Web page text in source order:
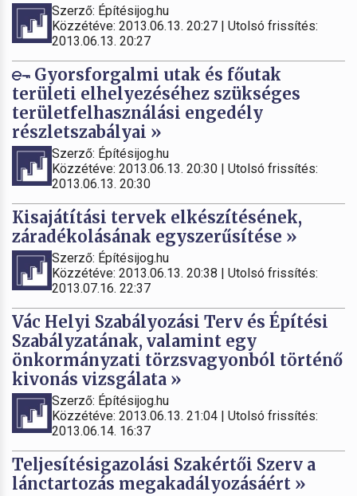
Szerző: Építésijog.hu
Közzétéve: 2013.06.13. 20:27 | Utolsó frissítés:
2013.06.13. 20:27
Gyorsforgalmi utak és főutak
területi elhelyezéséhez szükséges
területfelhasználási engedély
részletszabályai »
Szerző: Építésijog.hu
Közzétéve: 2013.06.13. 20:30 | Utolsó frissítés:
2013.06.13. 20:30
Kisajátítási tervek elkészítésének,
záradékolásának egyszerűsítése »
Szerző: Építésijog.hu
Közzétéve: 2013.06.13. 20:38 | Utolsó frissítés:
2013.07.16. 22:37
Vác Helyi Szabályozási Terv és Építési
Szabályzatának, valamint egy
önkormányzati törzsvagyonból történő
kivonás vizsgálata »
Szerző: Építésijog.hu
Közzétéve: 2013.06.13. 21:04 | Utolsó frissítés:
2013.06.14. 16:37
Teljesítésigazolási Szakértői Szerv a
lánctartozás megakadályozásáért »